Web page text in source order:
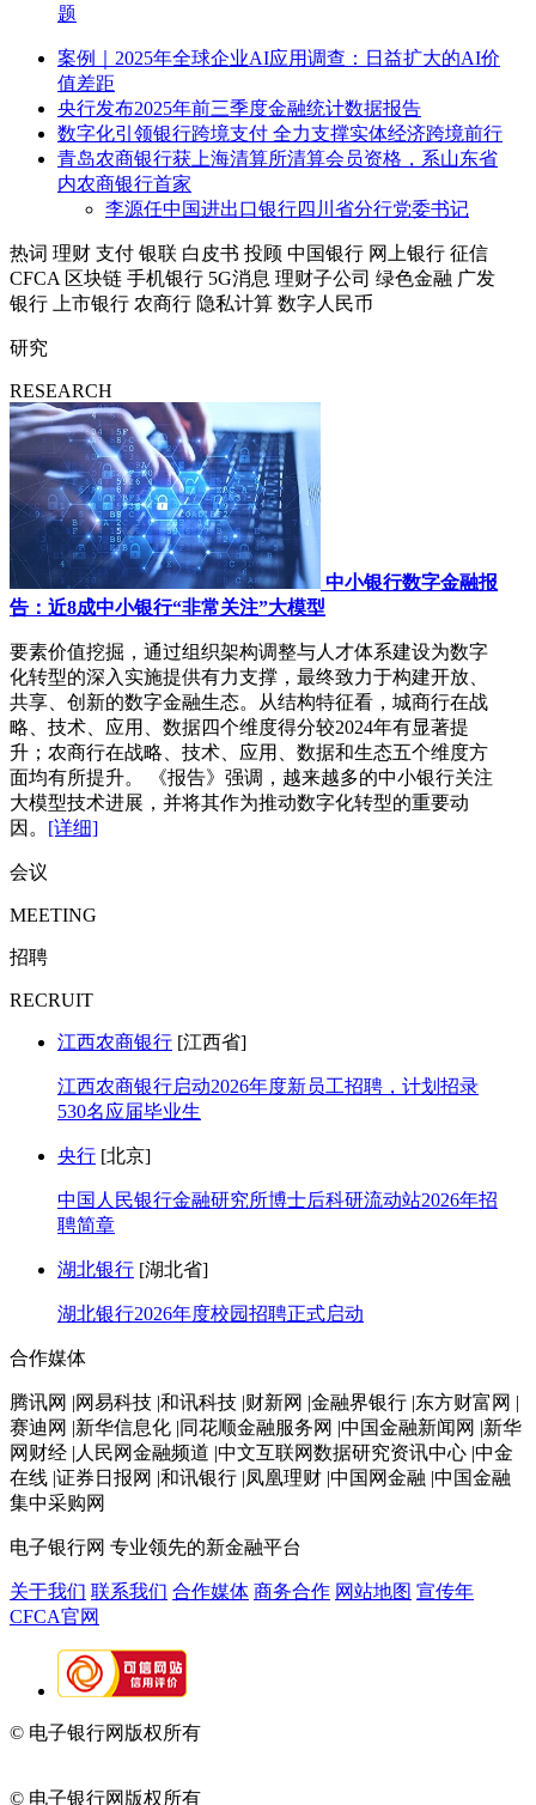
题
案例｜2025年全球企业AI应用调查：日益扩大的AI价
值差距
央行发布2025年前三季度金融统计数据报告
数字化引领银行跨境支付 全力支撑实体经济跨境前行
青岛农商银行获上海清算所清算会员资格，系山东省
内农商银行首家
李源任中国进出口银行四川省分行党委书记
热词 理财 支付 银联 白皮书 投顾 中国银行 网上银行 征信
CFCA 区块链 手机银行 5G消息 理财子公司 绿色金融 广发
银行
上市银行 农商行 隐私计算 数字人民币
研究
RESEARCH
中小银行数字金融报
告：近8成中小银行“非常关注”大模型
要素价值挖掘，通过组织架构调整与人才体系建设为数字
化转型的深入实施提供有力支撑，最终致力于构建开放、
共享、创新的数字金融生态。从结构特征看，城商行在战
略、技术、应用、数据四个维度得分较2024年有显著提
升；农商行在战略、技术、应用、数据和生态五个维度方
面均有所提升。 《报告》强调，越来越多的中小银行关注
大模型技术进展，并将其作为推动数字化转型的重要动
因。 [详细]
会议
MEETING
招聘
RECRUIT
江西农商银行 [江西省]
江西农商银行启动2026年度新员工招聘，计划招录
530名应届毕业生
央行 [北京]
中国人民银行金融研究所博士后科研流动站2026年招
聘简章
湖北银行 [湖北省]
湖北银行2026年度校园招聘正式启动
合作媒体
腾讯网 |网易科技 |和讯科技 |财新网 |金融界银行 |东方财富网 |
赛迪网 |新华信息化 |同花顺金融服务网 |中国金融新闻网 |新华
网财经 |人民网金融频道 |中文互联网数据研究资讯中心 |中金
在线 |证券日报网 |和讯银行 |凤凰理财 |中国网金融 |中国金融
集中采购网
电子银行网 专业领先的新金融平台
关于我们 联系我们 合作媒体 商务合作 网站地图 宣传年
CFCA官网
© 电子银行网版权所有
© 电子银行网版权所有